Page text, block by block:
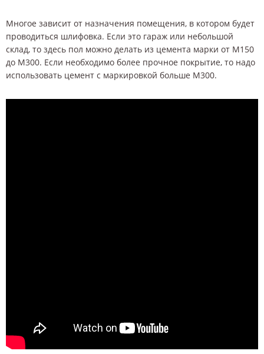
Многое зависит от назначения помещения, в котором будет
проводиться шлифовка. Если это гараж или небольшой
склад, то здесь пол можно делать из цемента марки от М150
до М300. Если необходимо более прочное покрытие, то надо
использовать цемент с маркировкой больше М300.